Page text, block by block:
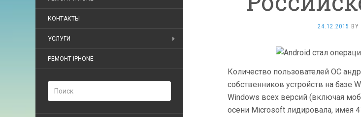
КОНТАКТЫ
УСЛУГИ
РЕМОНТ IPHONE
24.12.2015 BY
Количество пользователей ОС
собственников устройств на базе
Windows всех версий (включая
осени Microsoft лидировала, имея